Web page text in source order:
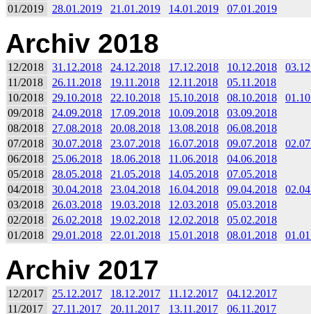
01/2019
28.01.2019 21.01.2019 14.01.2019 07.01.2019
Archiv 2018
12/2018 31.12.2018 24.12.2018 17.12.2018 10.12.2018
11/2018
26.11.2018 19.11.2018 12.11.2018
05.11.2018
10/2018
29.10.2018 22.10.2018 15.10.2018 08.10.2018
09/2018
24.09.2018 17.09.2018 10.09.2018
03.09.2018
08/2018
27.08.2018 20.08.2018 13.08.2018
06.08.2018
07/2018
30.07.2018 23.07.2018 16.07.2018 09.07.2018
06/2018
25.06.2018 18.06.2018 11.06.2018
04.06.2018
05/2018
28.05.2018 21.05.2018 14.05.2018
07.05.2018
04/2018
30.04.2018 23.04.2018 16.04.2018 09.04.2018
03/2018
26.03.2018 19.03.2018 12.03.2018
05.03.2018
02/2018
26.02.2018 19.02.2018 12.02.2018
05.02.2018
01/2018
29.01.2018 22.01.2018 15.01.2018 08.01.2018
Archiv 2017
12/2017 25.12.2017 18.12.2017 11.12.2017
04.12.2017
11/2017
27.11.2017 20.11.2017 13.11.2017
06.11.2017